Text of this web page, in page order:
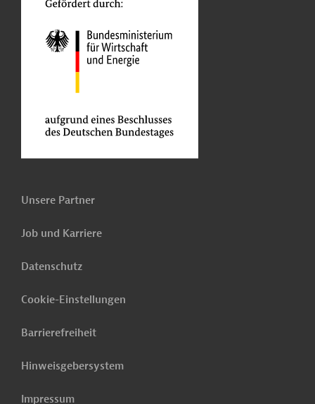
Unsere Partner
Job und Karriere
Datenschutz
Cookie-Einstellungen
Barrierefreiheit
Hinweisgebersystem
Impressum